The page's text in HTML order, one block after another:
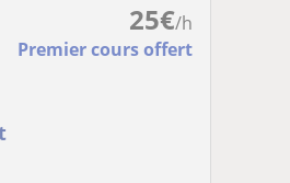
25€/h
Premier cours offert